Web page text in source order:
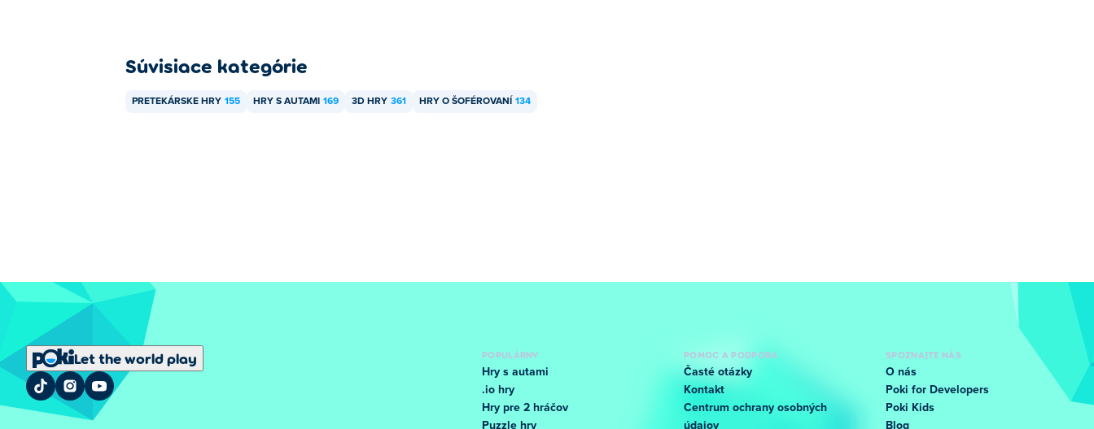
Súvisiace kategórie
PRETEKÁRSKE HRY 155 HRY S AUTAMI 169 3D HRY 361 HRY O ŠOFÉROVANÍ 134
Let the world play
POPULÁRNY
Hry s autami
.io hry
Hry pre 2 hráčov
Puzzle hry
POMOC A PODPORA
Časté otázky
Kontakt
Centrum ochrany osobných
údajov
SPOZNAJTE NÁS
O nás
Poki for Developers
Poki Kids
Blog